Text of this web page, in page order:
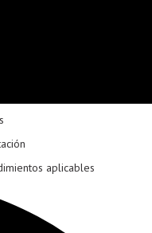
aplicables